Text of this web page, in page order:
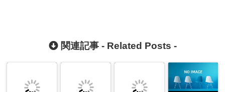
関連記事 - Related Posts -